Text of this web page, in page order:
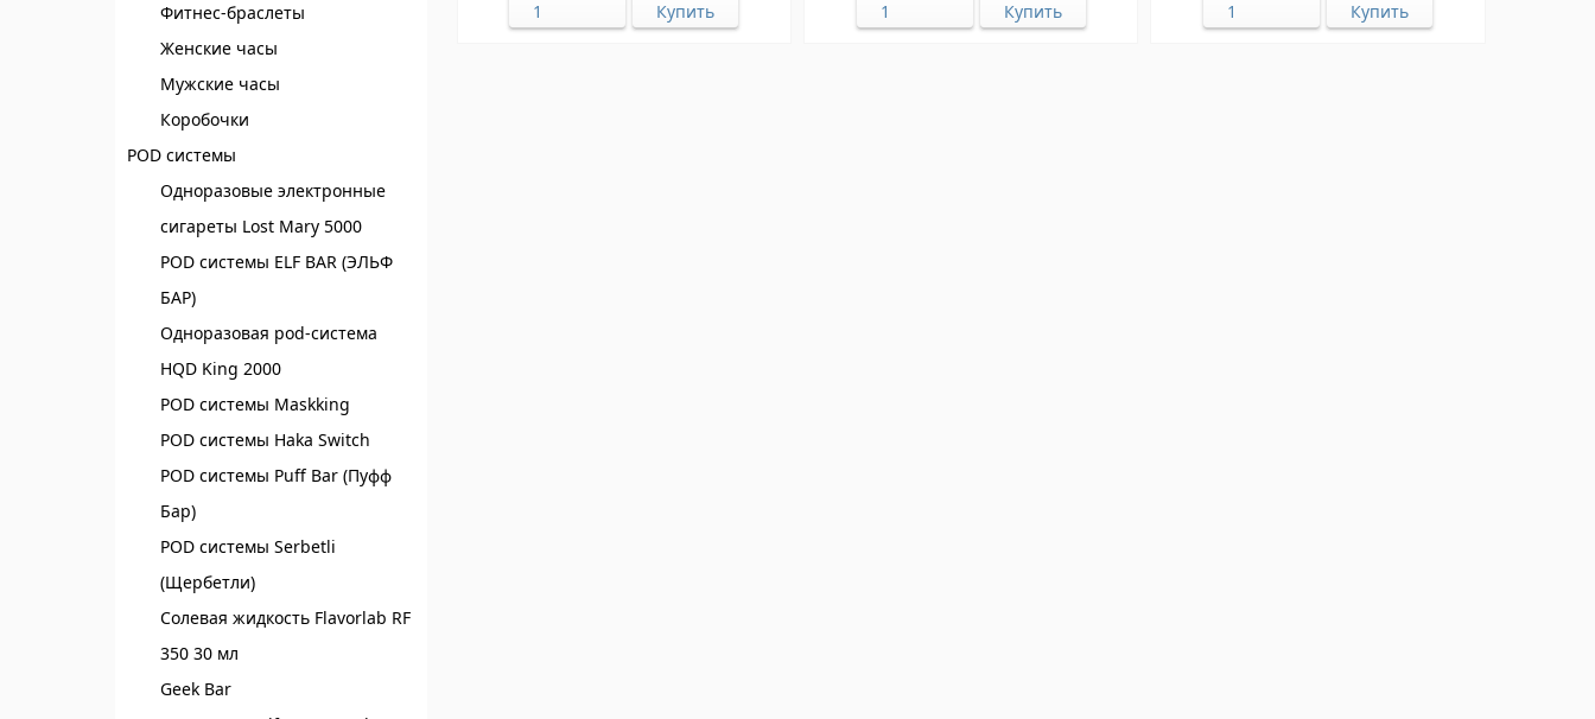
Фитнес-браслеты
Женские часы
Мужские часы
Коробочки
POD системы
Одноразовые электронные
сигареты Lost Mary 5000
POD системы ELF BAR (ЭЛЬФ
БАР)‌
Одноразовая pod-система
HQD King 2000
POD системы Maskking
POD системы Haka Switch
POD системы Puff Bar (Пуфф
Бар)
POD системы Serbetli
(Щербетли)
Солевая жидкость Flavorlab RF
350 30 мл
Geek Bar